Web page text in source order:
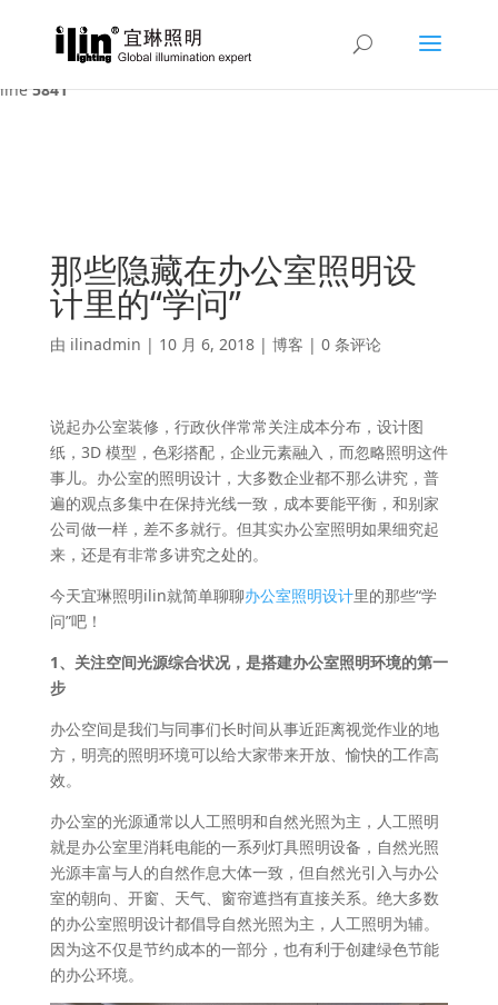
Warning : A non-numeric value encountered in
/var/www/html/ilin/wp-content/themes/Divi/functions.php
line5841
那些隐藏在办公室照明设
计里的“学问”
由 ilinadmin | 10 月 6, 2018| 博客 | 0 条评论
说起办公室装修，行政伙伴常常关注成本分布，设计图
纸，3D 模型，色彩搭配，企业元素融入，而忽略照明这件
事儿。办公室的照明设计，大多数企业都不那么讲究，普
遍的观点多集中在保持光线一致，成本要能平衡，和别家
公司做一样，差不多就行。但其实办公室照明如果细究起
来，还是有非常多讲究之处的。
今天宜琳照明ilin就简单聊聊办公室照明设计里的那些“学
问”吧！
1、关注空间光源综合状况，是搭建办公室照明环境的第一
步
办公空间是我们与同事们长时间从事近距离视觉作业的地
方，明亮的照明环境可以给大家带来开放、愉快的工作高
效。
办公室的光源通常以人工照明和自然光照为主，人工照明
就是办公室里消耗电能的一系列灯具照明设备，自然光照
光源丰富与人的自然作息大体一致，但自然光引入与办公
室的朝向、开窗、天气、窗帘遮挡有直接关系。绝大多数
的办公室照明设计都倡导自然光照为主，人工照明为辅。
因为这不仅是节约成本的一部分，也有利于创建绿色节能
的办公环境。